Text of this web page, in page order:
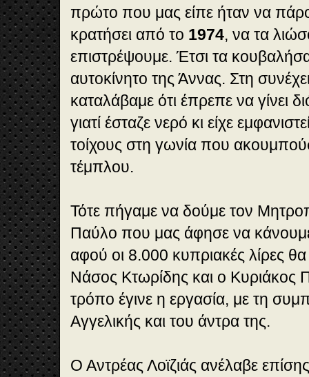
πρώτο που μας είπε ήταν να
κρατήσει από το 1974, να τα
επιστρέψουμε. Έτσι τα
αυτοκίνητο της Άννας. Στη
καταλάβαμε ότι έπρεπε να γίνει
γιατί έσταζε νερό κι είχε
τοίχους στη γωνία που
τέμπλου.
Τότε πήγαμε να δούμε τον
Παύλο που μας άφησε να
αφού οι 8.000 κυπριακές λίρες
Νάσος Κτωρίδης και ο Κυριάκος
τρόπο έγινε η εργασία, με τη
Αγγελικής και του άντρα της.
Ο Αντρέας Λοϊζιάς ανέλαβε